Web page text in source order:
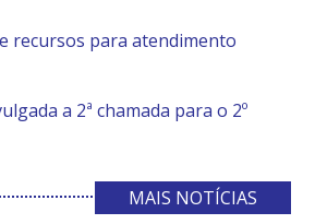
recursos para atendimento
a 2ª chamada para o 2º
MAIS NOTÍCIAS